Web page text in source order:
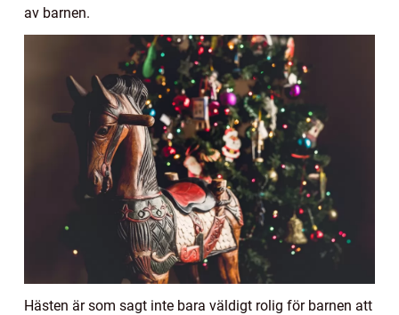
av barnen.
Hästen är som sagt inte bara väldigt rolig för barnen att